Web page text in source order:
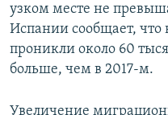
узком месте не
Испании сообщает, что
проникли около 60
больше, чем в 2017-м.
Увеличение